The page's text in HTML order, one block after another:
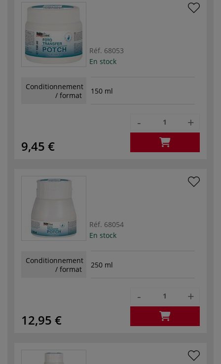
Réf. 68053
En stock
Conditionnement
/ format
150 ml
9,45 €
- +
Réf. 68054
En stock
Conditionnement
/ format
250 ml
12,95 €
- +